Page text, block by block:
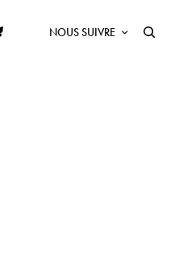
NOUS SUIVRE